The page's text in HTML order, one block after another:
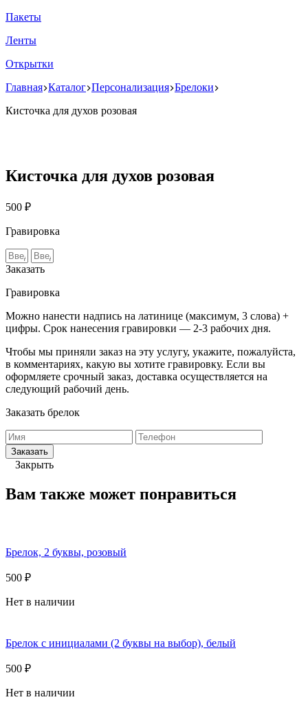
Пакеты
Ленты
Открытки
Главная Каталог Персонализация Брелоки
Кисточка для духов розовая
Кисточка для духов розовая
500 ₽
Гравировка
Заказать
Гравировка
Можно нанести надпись на латинице (максимум, 3 слова) +
цифры. Срок нанесения гравировки — 2-3 рабочих дня.
Чтобы мы приняли заказ на эту услугу, укажите, пожалуйста,
в комментариях, какую вы хотите гравировку. Если вы
оформляете срочный заказ, доставка осуществляется на
следующий рабочий день.
Заказать брелок
Заказать
Закрыть
Вам также может понравиться
Брелок, 2 буквы, розовый
500 ₽
Нет в наличии
Брелок с инициалами (2 буквы на выбор), белый
500 ₽
Нет в наличии